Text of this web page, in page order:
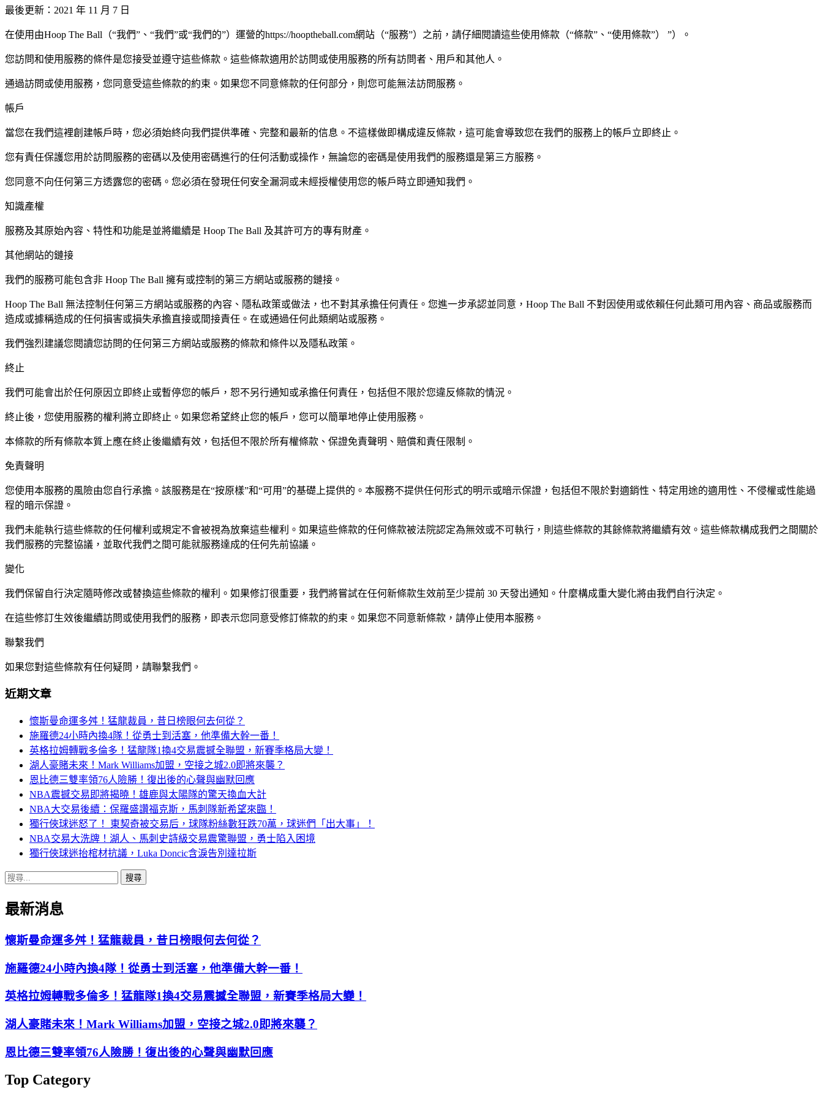
最後更新：2021 年 11 月 7 日
在使用由Hoop The Ball（“我們”、“我們”或“我們的”）運營的https://hooptheball.com網站（“服務”）之前，請仔細閱讀這些使用條款（“條款”、“使用條款”） ”）。
您訪問和使用服務的條件是您接受並遵守這些條款。這些條款適用於訪問或使用服務的所有訪問者、用戶和其他人。
通過訪問或使用服務，您同意受這些條款的約束。如果您不同意條款的任何部分，則您可能無法訪問服務。
帳戶
當您在我們這裡創建帳戶時，您必須始終向我們提供準確、完整和最新的信息。不這樣做即構成違反條款，這可能會導致您在我們的服務上的帳戶立即終止。
您有責任保護您用於訪問服務的密碼以及使用密碼進行的任何活動或操作，無論您的密碼是使用我們的服務還是第三方服務。
您同意不向任何第三方透露您的密碼。您必須在發現任何安全漏洞或未經授權使用您的帳戶時立即通知我們。
知識產權
服務及其原始內容、特性和功能是並將繼續是 Hoop The Ball 及其許可方的專有財產。
其他網站的鏈接
我們的服務可能包含非 Hoop The Ball 擁有或控制的第三方網站或服務的鏈接。
Hoop The Ball 無法控制任何第三方網站或服務的內容、隱私政策或做法，也不對其承擔任何責任。您進一步承認並同意，Hoop The Ball 不對因使用或依賴任何此類可用內容、商品或服務而
造成或據稱造成的任何損害或損失承擔直接或間接責任。在或通過任何此類網站或服務。
我們強烈建議您閱讀您訪問的任何第三方網站或服務的條款和條件以及隱私政策。
終止
我們可能會出於任何原因立即終止或暫停您的帳戶，恕不另行通知或承擔任何責任，包括但不限於您違反條款的情況。
終止後，您使用服務的權利將立即終止。如果您希望終止您的帳戶，您可以簡單地停止使用服務。
本條款的所有條款本質上應在終止後繼續有效，包括但不限於所有權條款、保證免責聲明、賠償和責任限制。
免責聲明
您使用本服務的風險由您自行承擔。該服務是在“按原樣”和“可用”的基礎上提供的。本服務不提供任何形式的明示或暗示保證，包括但不限於對適銷性、特定用途的適用性、不侵權或性能過
程的暗示保證。
我們未能執行這些條款的任何權利或規定不會被視為放棄這些權利。如果這些條款的任何條款被法院認定為無效或不可執行，則這些條款的其餘條款將繼續有效。這些條款構成我們之間關於
我們服務的完整協議，並取代我們之間可能就服務達成的任何先前協議。
變化
我們保留自行決定隨時修改或替換這些條款的權利。如果修訂很重要，我們將嘗試在任何新條款生效前至少提前 30 天發出通知。什麼構成重大變化將由我們自行決定。
在這些修訂生效後繼續訪問或使用我們的服務，即表示您同意受修訂條款的約束。如果您不同意新條款，請停止使用本服務。
聯繫我們
如果您對這些條款有任何疑問，請聯繫我們。
近期文章
懷斯曼命運多舛！猛龍裁員，昔日榜眼何去何從？
施羅德24小時內換4隊！從勇士到活塞，他準備大幹一番！
英格拉姆轉戰多倫多！猛龍隊1換4交易震撼全聯盟，新賽季格局大變！
湖人豪賭未來！Mark Williams加盟，空接之城2.0即將來襲？
恩比德三雙率領76人險勝！復出後的心聲與幽默回應
NBA震撼交易即將揭曉！雄鹿與太陽隊的驚天換血大計
NBA大交易後續：保羅盛讚福克斯，馬刺隊新希望來臨！
獨行俠球迷怒了！ 東契奇被交易后，球隊粉絲數狂跌70萬，球迷們「出大事」！
NBA交易大洗牌！湖人、馬刺史詩級交易震驚聯盟，勇士陷入困境
獨行俠球迷抬棺材抗議，Luka Doncic含淚告別達拉斯
搜
關
字:
最新消息
懷斯曼命運多舛！猛龍裁員，昔日榜眼何去何從？
施羅德24小時內換4隊！從勇士到活塞，他準備大幹一番！
英格拉姆轉戰多倫多！猛龍隊1換4交易震撼全聯盟，新賽季格局大變！
湖人豪賭未來！Mark Williams加盟，空接之城2.0即將來襲？
恩比德三雙率領76人險勝！復出後的心聲與幽默回應
Top Category